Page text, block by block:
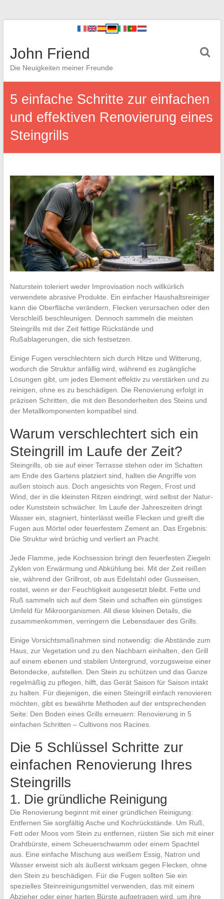
John Friend
Die Neuigkeiten meiner Freunde
5 einfache Schritte zur einfachen
und effektiven Renovierung eines
Steingrills
Naturstein toleriert weder Improvisation noch willkürlich
verwendete abrasive Produkte. Ein einfacher Haushaltsreiniger
kann die Oberfläche verändern, Flecken verursachen oder den
Verschleiß beschleunigen. Dennoch sammeln die meisten
Steingrills mit der Zeit fettige Rückstände und
Rußablagerungen, die sich festsetzen.
Einige Fugen verschlechtern sich durch Hitze und Witterung,
wodurch die Struktur anfällig wird, während es zugängliche
Lösungen gibt, um jedes Element effektiv zu verstärken und zu
reinigen, ohne es zu beschädigen. Die Renovierung erfolgt in
präzisen Schritten, die mit den Besonderheiten des Steins und
der Metallkomponenten kompatibel sind.
Warum verschlechtert sich ein
Steingrill im Laufe der Zeit?
Steingrills, ob sie auf einer Terrasse stehen oder im Schatten
am Ende des Gartens platziert sind, halten die Angriffe von
außen stoisch aus. Doch angesichts von Regen, Frost und
Wind, der in die kleinsten Ritzen eindringt, wird selbst der Natur-
oder Kunststein schwächer. Im Laufe der Jahreszeiten dringt
Wasser ein, stagniert, hinterlässt weiße Flecken und greift die
Fugen aus Mörtel oder feuerfestem Zement an. Das Ergebnis:
Die Struktur wird brüchig und verliert an Pracht.
Jede Flamme, jede Kochsession bringt den feuerfesten Ziegeln
Zyklen von Erwärmung und Abkühlung bei. Mit der Zeit reißen
sie, während der Grillrost, ob aus Edelstahl oder Gusseisen,
rostet, wenn er der Feuchtigkeit ausgesetzt bleibt. Fette und
Ruß sammeln sich auf dem Stein und schaffen ein günstiges
Umfeld für Mikroorganismen. All diese kleinen Details, die
zusammenkommen, verringern die Lebensdauer des Grills.
Einige Vorsichtsmaßnahmen sind notwendig: die Abstände zum
Haus, zur Vegetation und zu den Nachbarn einhalten, den Grill
auf einem ebenen und stabilen Untergrund, vorzugsweise einer
Betondecke, aufstellen. Den Stein zu schützen und das Ganze
regelmäßig zu pflegen, hilft, das Gerät Saison für Saison intakt
zu halten. Für diejenigen, die einen Steingrill einfach renovieren
möchten, gibt es bewährte Methoden auf der entsprechenden
Seite: Den Boden eines Grills erneuern: Renovierung in 5
einfachen Schritten – Cultivons nos Racines.
Die 5 Schlüssel Schritte zur
einfachen Renovierung Ihres
Steingrills
1. Die gründliche Reinigung
Die Renovierung beginnt mit einer gründlichen Reinigung:
Entfernen Sie sorgfältig Asche und Kochrückstände. Um Ruß,
Fett oder Moos vom Stein zu entfernen, rüsten Sie sich mit einer
Drahtbürste, einem Scheuerschwamm oder einem Spachtel
aus. Eine einfache Mischung aus weißem Essig, Natron und
Wasser erweist sich als äußerst wirksam gegen Flecken, ohne
den Stein zu beschädigen. Für die Fugen sollten Sie ein
spezielles Steinreinigungsmittel verwenden, das mit einem
Abzieher oder einer harten Bürste aufgetragen wird, um ihre